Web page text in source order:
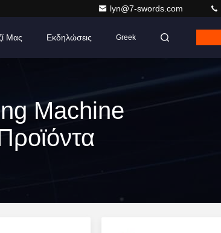
lyn@7-swords.com
Μας Εκδηλώσεις Greek
Machine